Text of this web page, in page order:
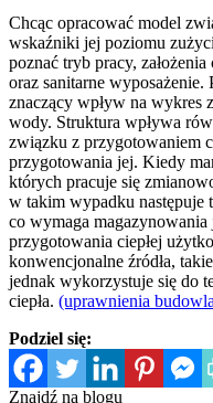
Chcąc opracować model
wskaźniki jej poziomu
poznać tryb pracy,
oraz sanitarne wyposażenie.
znaczący wpływ na wykres
wody. Struktura wpływa
związku z przygotowaniem
przygotowania jej. Kiedy
których pracuje się
w takim wypadku następuje
co wymaga
przygotowania ciepłej
konwencjonalne źródła,
jednak wykorzystuje się do
ciepła. (uprawnienia
Podziel się:
Znajdź na blogu